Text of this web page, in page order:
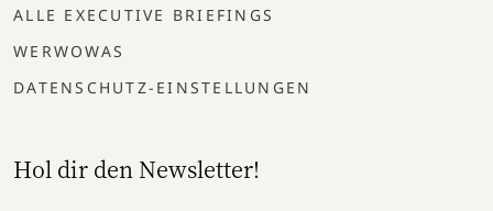
ALLE EXECUTIVE BRIEFINGS
WERWOWAS
DATENSCHUTZ-EINSTELLUNGEN
Hol dir den Newsletter!